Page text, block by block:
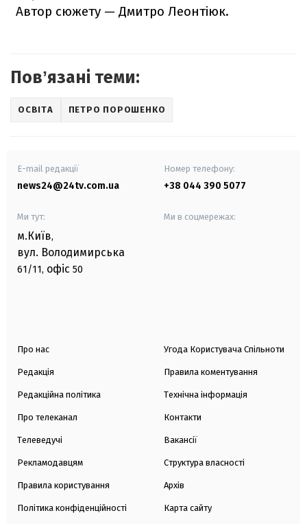
Автор сюжету — Дмитро Леонтіюк.
Повʼязані теми:
ОСВІТА ПЕТРО ПОРОШЕНКО
E-mail редакції
news24@24tv.com.ua
Номер телефону:
+38 044 390 5077
Ми тут:
м.Київ,
вул. Володимирська
61/11, офіс 50
Ми в соцмережах:
Про нас
Редакція
Редакційна політика
Про телеканал
Телеведучі
Рекламодавцям
Правила користування
Політика конфіденційності
Угода Користувача Спільноти
Правила коментування
Технічна інформація
Контакти
Вакансії
Структура власності
Архів
Карта сайту